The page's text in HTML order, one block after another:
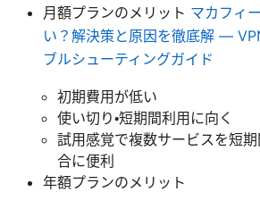
月額プランのメリット マカフィ
い？解決策と原因を徹底解 —
ブルシューティングガイド
初期費用が低い
使い切り・短期間利用に向く
試用感覚で複数サービスを短
合に便利
年額プランのメリット